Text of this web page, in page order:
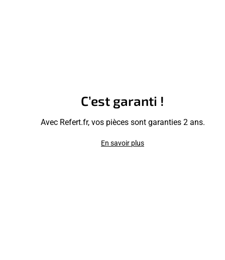
C’est garanti !
Avec Refert.fr, vos pièces sont garanties 2 ans.
En savoir plus